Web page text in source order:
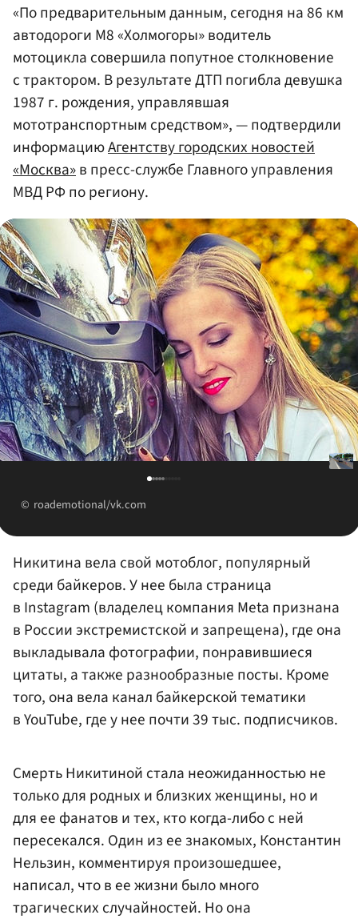
«По предварительным данным, сегодня на 86 км
автодороги М8 «Холмогоры» водитель
мотоцикла совершила попутное столкновение
с трактором. В результате ДТП погибла девушка
1987 г. рождения, управлявшая
мототранспортным средством», — подтвердили
информациюАгентству городских новостей
«Москва»в пресс-службе Главного управления
МВД РФ по региону.
roademotional/vk.com
Никитина вела свой мотоблог, популярный
среди байкеров. У нее была страница
в Instagram (владелец компания Meta признана
в России экстремистской и запрещена), где она
выкладывала фотографии, понравившиеся
цитаты, а также разнообразные посты. Кроме
того, она вела канал байкерской тематики
в YouTube, где у нее почти 39 тыс. подписчиков.
Смерть Никитиной стала неожиданностью не
только для родных и близких женщины, но и
для ее фанатов и тех, кто когда-либо с ней
пересекался. Один из ее знакомых, Константин
Нельзин, комментируя произошедшее,
написал, что в ее жизни было много
трагических случайностей. Но она